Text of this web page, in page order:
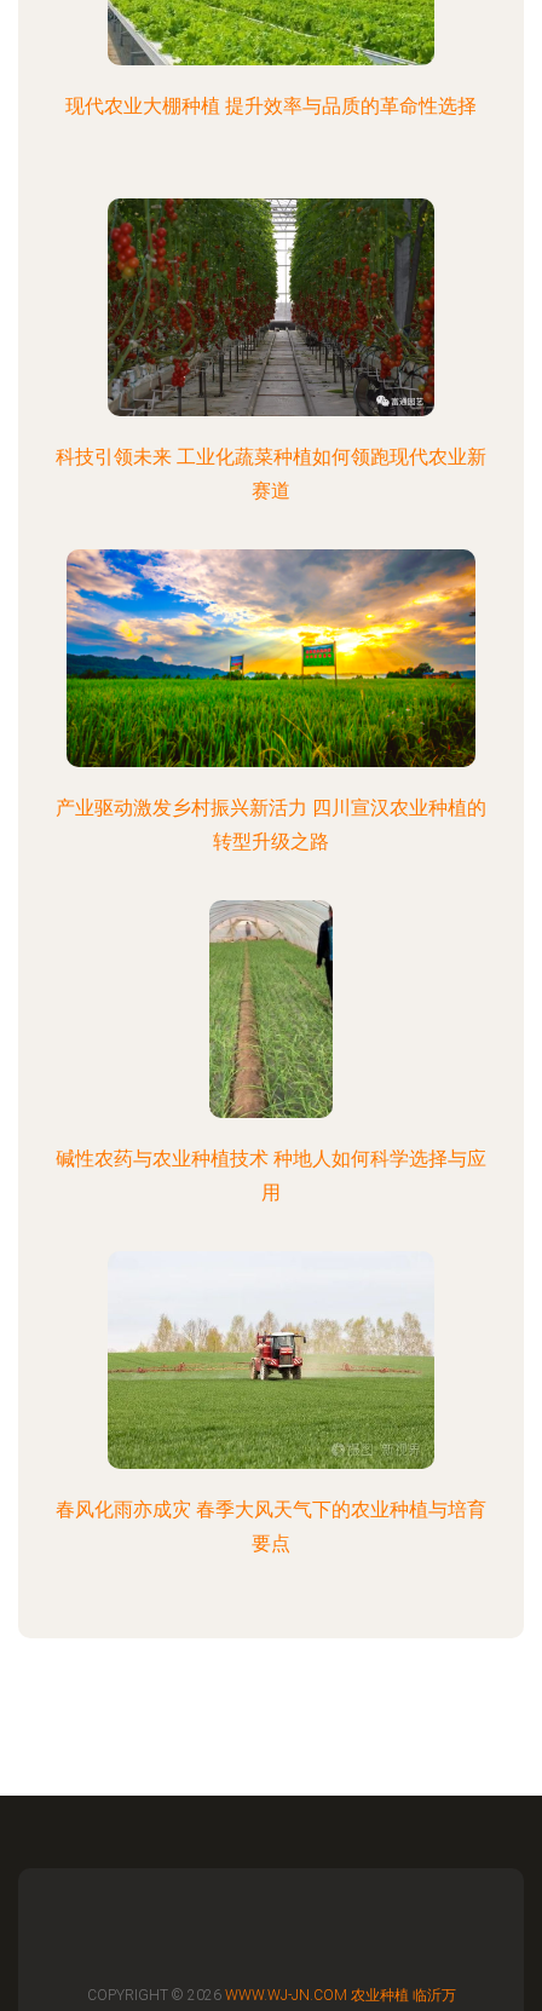
现代农业大棚种植 提升效率与品质的革命性选择
科技引领未来 工业化蔬菜种植如何领跑现代农业新
赛道
产业驱动激发乡村振兴新活力 四川宣汉农业种植的
转型升级之路
碱性农药与农业种植技术 种地人如何科学选择与应
用
春风化雨亦成灾 春季大风天气下的农业种植与培育
要点
COPYRIGHT © 2026 WWW.WJ-JN.COM 农业种植 临沂万